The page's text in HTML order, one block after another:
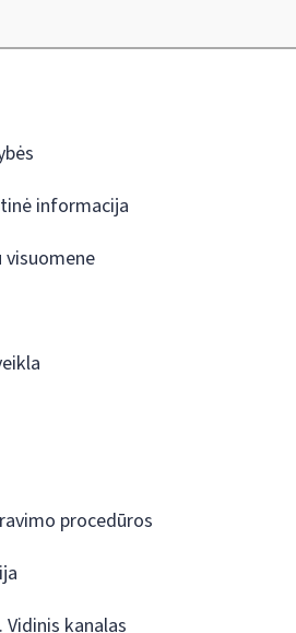
informacija
visuomene
procedūros
Vidinis kanalas